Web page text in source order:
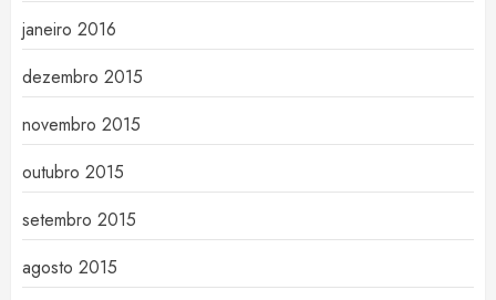
janeiro 2016
dezembro 2015
novembro 2015
outubro 2015
setembro 2015
agosto 2015